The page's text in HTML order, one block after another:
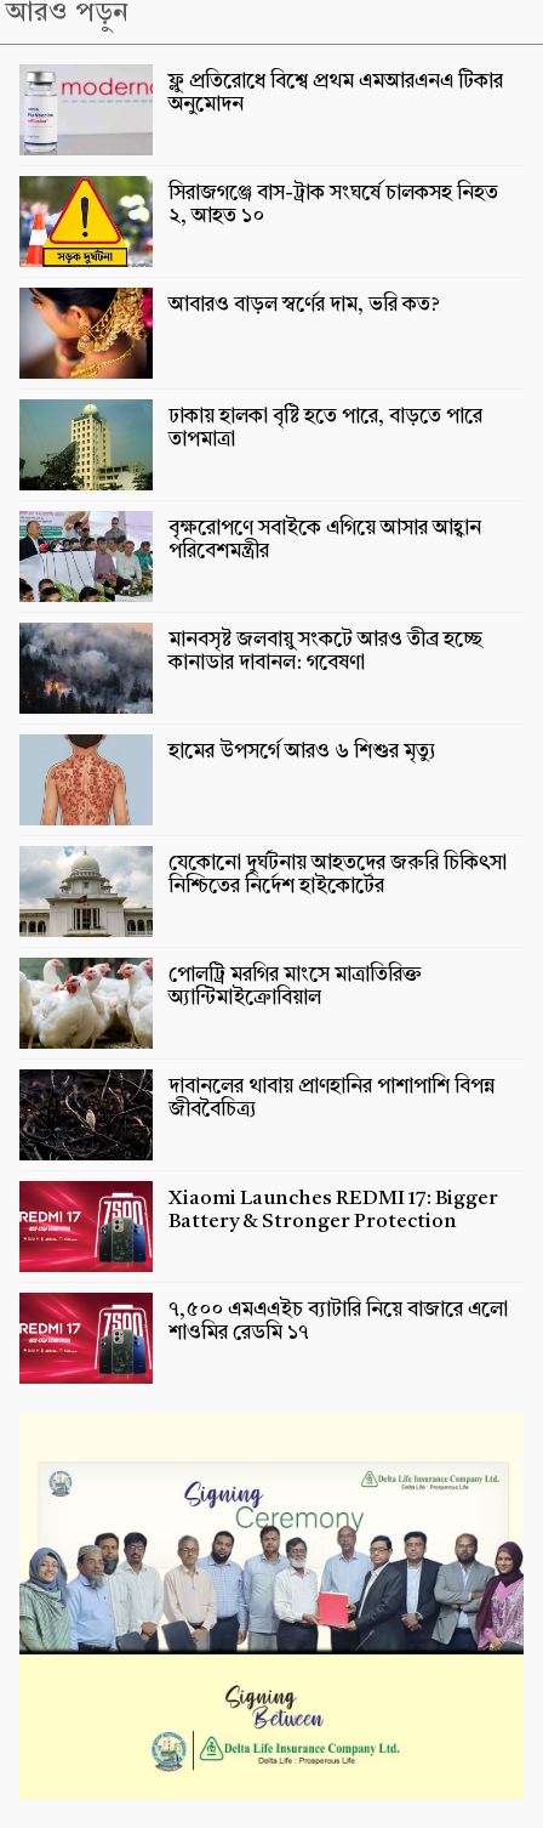
আরও পড়ুন
ফ্লু প্রতিরোধে বিশ্বে প্রথম এমআরএনএ টিকার
অনুমোদন
সিরাজগঞ্জে বাস-ট্রাক সংঘর্ষে চালকসহ নিহত
২, আহত ১০
আবারও বাড়ল স্বর্ণের দাম, ভরি কত?
ঢাকায় হালকা বৃষ্টি হতে পারে, বাড়তে পারে
তাপমাত্রা
বৃক্ষরোপণে সবাইকে এগিয়ে আসার আহ্বান
পরিবেশমন্ত্রীর
মানবসৃষ্ট জলবায়ু সংকটে আরও তীব্র হচ্ছে
কানাডার দাবানল: গবেষণা
হামের উপসর্গে আরও ৬ শিশুর মৃত্যু
যেকোনো দুর্ঘটনায় আহতদের জরুরি চিকিৎসা
নিশ্চিতের নির্দেশ হাইকোর্টের
পোলট্রি মরগির মাংসে মাত্রাতিরিক্ত
অ্যান্টিমাইক্রোবিয়াল
দাবানলের থাবায় প্রাণহানির পাশাপাশি বিপন্ন
জীববৈচিত্র্য
Xiaomi Launches REDMI 17: Bigger
Battery & Stronger Protection
৭,৫০০ এমএএইচ ব্যাটারি নিয়ে বাজারে এলো
শাওমির রেডমি ১৭